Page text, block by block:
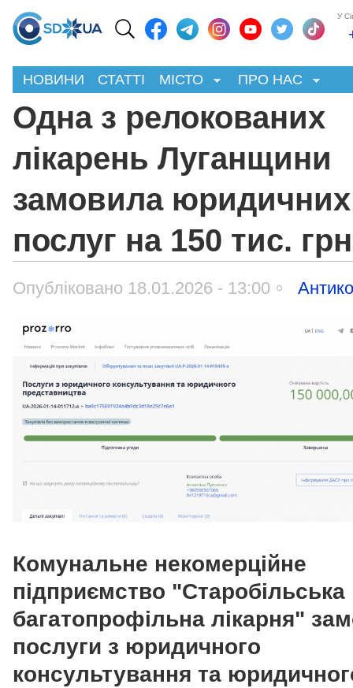
У
НОВИНИ СТАТТІ МІСТО ПРО НАС
Одна з релокованих
лікарень Луганщини
замовила юридичних
послуг на 150 тис. грн
Опубліковано 18.01.2026 - 13:00
Комунальне некомерційне
підприємство "Старобільська
багатопрофільна лікарня"
послуги з юридичного
консультування та